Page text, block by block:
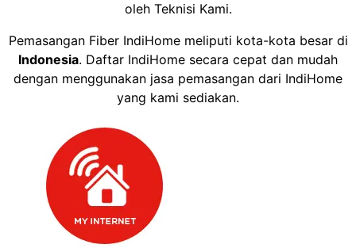
oleh Teknisi Kami.
Pemasangan Fiber IndiHome meliputi kota-kota besar di
Indonesia. Daftar IndiHome secara cepat dan mudah
dengan menggunakan jasa pemasangan dari IndiHome
yang kami sediakan.